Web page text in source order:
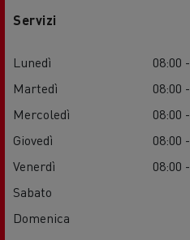
Servizi
Lunedì
08:00
Martedì
08:00
Mercoledì
08:00
Giovedì
08:00
Venerdì
08:00
Sabato
Domenica